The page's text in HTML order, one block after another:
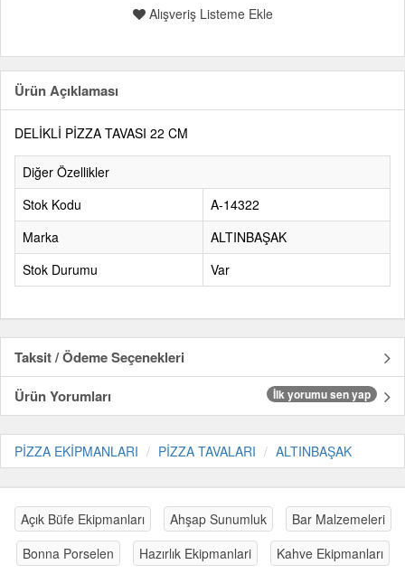
Alışveriş Listeme Ekle
Ürün Açıklaması
DELİKLİ PİZZA TAVASI 22 CM
Diğer Özellikler
Stok Kodu
A-14322
Marka
ALTINBAŞAK
Stok Durumu
Var
Taksit / Ödeme Seçenekleri
Ürün Yorumları
İlk yorumu sen yap
PİZZA EKİPMANLARI PİZZA TAVALARI ALTINBAŞAK
Açık Büfe Ekipmanları Ahşap Sunumluk
Bar Malzemeleri
Bonna Porselen
Hazırlık Ekipmanlari Kahve Ekipmanları